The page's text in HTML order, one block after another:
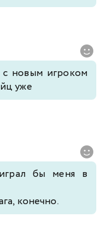
новым игроком
уже
бы меня в
конечно.